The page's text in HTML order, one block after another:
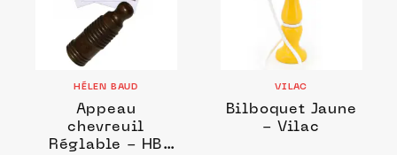
HÉLEN BAUD
Appeau
chevreuil
Réglable - HB
VILAC
Bilboquet Jaune
- Vilac